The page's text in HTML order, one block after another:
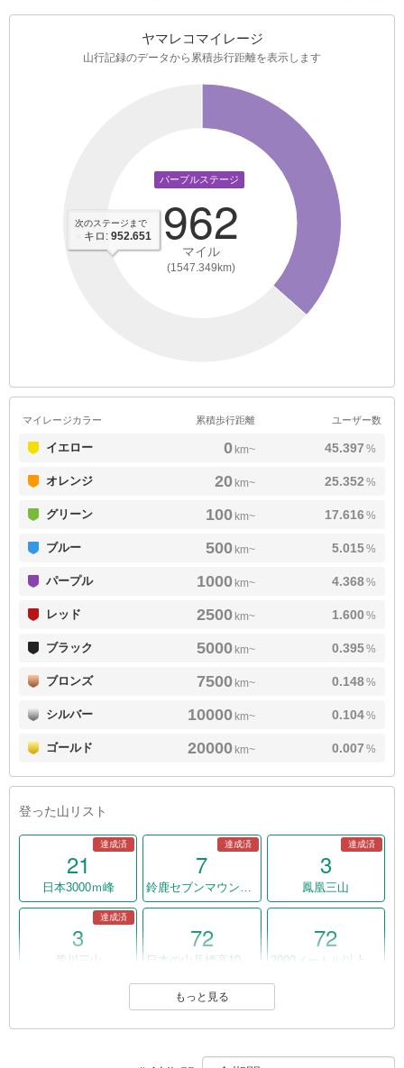
パープルステージ
962
マイル
(1547.349km)
ヤマレコマイレージ
山行記録のデータから累積歩行距離を表示します
次のステージまで
キロ: 952.651
マイレージカラー 累積歩行距離 ユーザー数
イエロー 0 km~ 45.397 %
オレンジ 20 km~ 25.352 %
グリーン 100 km~ 17.616%
ブルー 500 km~ 5.015%
パープル 1000 km~ 4.368%
レッド 2500 km~ 1.600 %
ブラック 5000 km~ 0.395%
ブロンズ 7500 km~ 0.148%
シルバー 10000 km~ 0.104%
ゴールド 20000 km~ 0.007 %
登った山リスト
21
日本3000ｍ峰
達成済
7
達成済
3
鳳凰三山
達成済
3
荒川三山
達成済
72 72
日本の山1000
48
東京周辺の山350(2010年） 日本2500ｍ峰
もっと見る